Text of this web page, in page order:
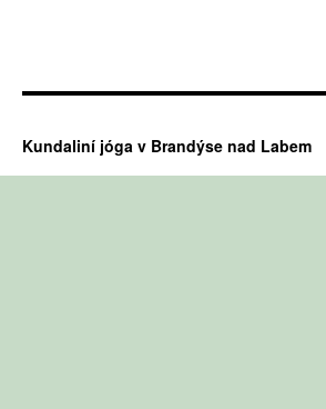
Kundaliní jóga v Brandýse nad Labem